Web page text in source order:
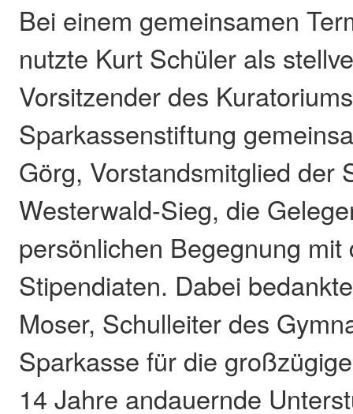
Bei einem gemeinsamen
nutzte Kurt Schüler als
Vorsitzender des
Sparkassenstiftung
Görg, Vorstandsmitglied der
Westerwald-Sieg, die
persönlichen Begegnung mit
Stipendiaten. Dabei
Moser, Schulleiter des
Sparkasse für die
14 Jahre andauernde